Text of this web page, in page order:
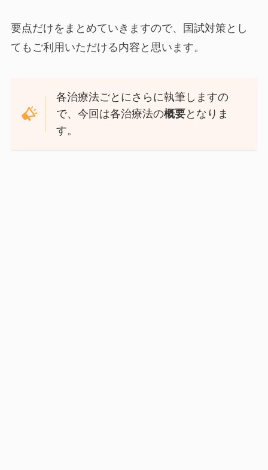
要点だけをまとめていきますので、国試対策とし
てもご利用いただける内容と思います。
各治療法ごとにさらに執筆しますの
で、今回は各治療法の概要となりま
す。